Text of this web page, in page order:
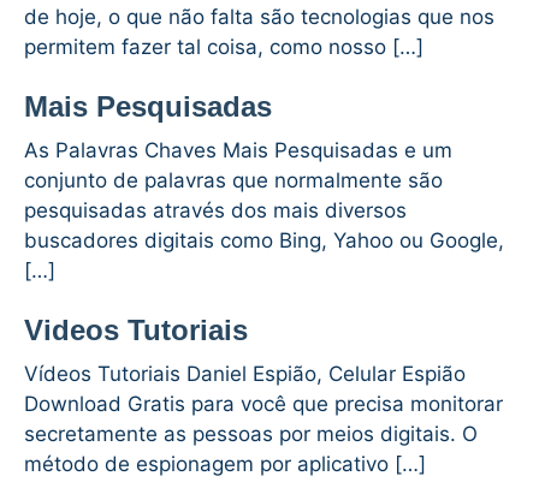
de hoje, o que não falta são tecnologias que nos
permitem fazer tal coisa, como nosso […]
Mais Pesquisadas
As Palavras Chaves Mais Pesquisadas e um
conjunto de palavras que normalmente são
pesquisadas através dos mais diversos
buscadores digitais como Bing, Yahoo ou Google,
[…]
Videos Tutoriais
Vídeos Tutoriais Daniel Espião, Celular Espião
Download Gratis para você que precisa monitorar
secretamente as pessoas por meios digitais. O
método de espionagem por aplicativo […]